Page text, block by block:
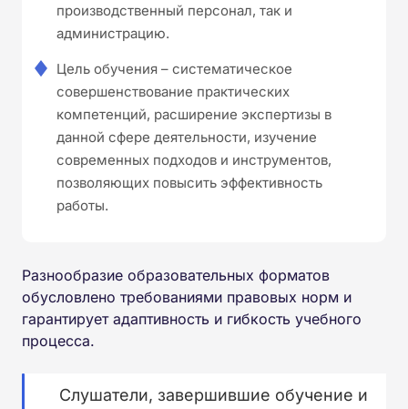
производственный персонал, так и
администрацию.
Цель обучения – систематическое
совершенствование практических
компетенций, расширение экспертизы в
данной сфере деятельности, изучение
современных подходов и инструментов,
позволяющих повысить эффективность
работы.
Разнообразие образовательных форматов
обусловлено требованиями правовых норм и
гарантирует адаптивность и гибкость учебного
процесса.
Слушатели, завершившие обучение и